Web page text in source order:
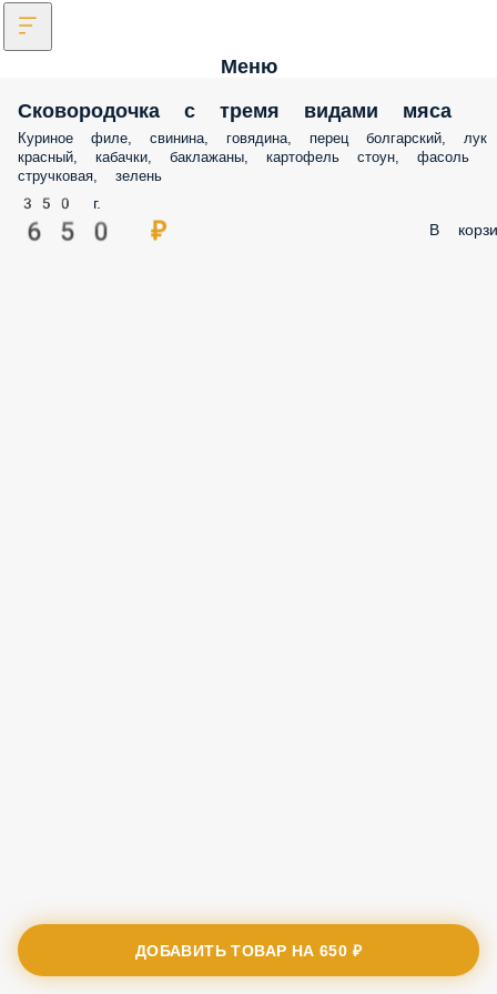
Меню
Сковородочка с тремя видами мяса
Куриное филе, свинина, говядина, перец болгарский, лук
красный, кабачки, баклажаны, картофель стоун, фасоль
стручковая, зелень
350 г.
650 ₽ В
ДОБАВИТЬ ТОВАР НА650 ₽